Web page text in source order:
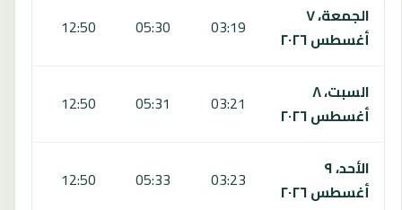
الجمعة، ٧
أغسطس ٢٠٢٦
03:19
05:30
12:50
السبت، ٨
أغسطس ٢٠٢٦
03:21
05:31
12:50
الأحد، ٩
أغسطس ٢٠٢٦
03:23
05:33
12:50